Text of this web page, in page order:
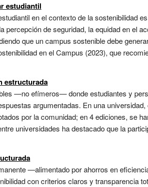
estudiantil
en el contexto de la sostenibilidad
percepción de seguridad, la equidad en el
que un campus sostenible debe
en el Campus (2023), que
estructurada
—no efímeros— donde estudiantes y
argumentadas. En una
por la comunidad; en 4 ediciones, se
universidades ha destacado que la
—alimentado por ahorros en
con criterios claros y transparencia